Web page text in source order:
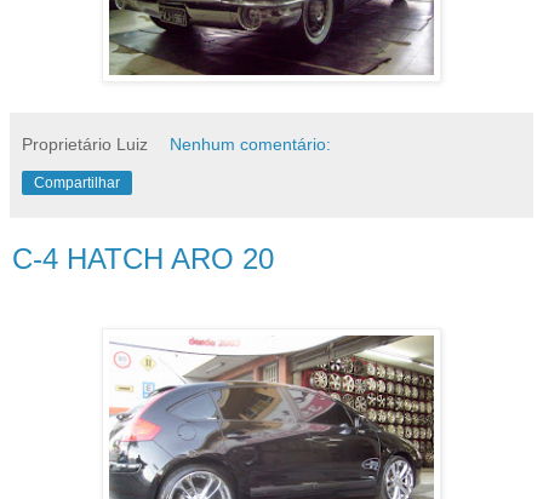
Proprietário Luiz Nenhum comentário:
Compartilhar
C-4 HATCH ARO 20